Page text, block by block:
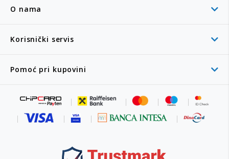
O nama
Korisnički servis
Pomoć pri kupovini